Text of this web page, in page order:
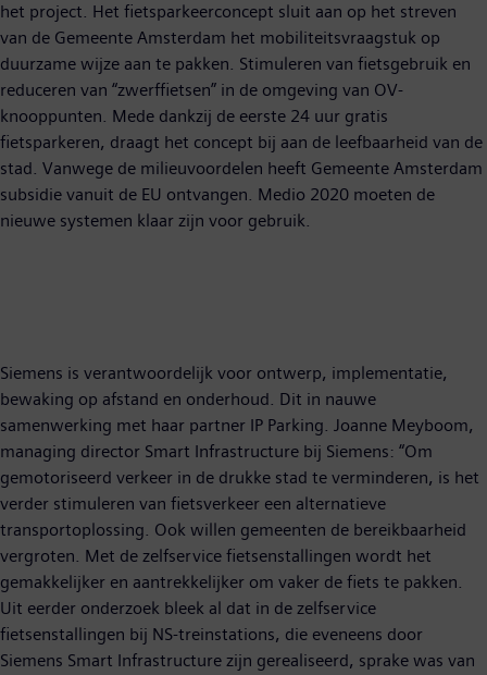
het project. Het fietsparkeerconcept sluit aan op het streven
van de Gemeente Amsterdam het mobiliteitsvraagstuk op
duurzame wijze aan te pakken. Stimuleren van fietsgebruik en
reduceren van “zwerffietsen” in de omgeving van OV-
knooppunten. Mede dankzij de eerste 24 uur gratis
fietsparkeren, draagt het concept bij aan de leefbaarheid van de
stad. Vanwege de milieuvoordelen heeft Gemeente Amsterdam
subsidie vanuit de EU ontvangen. Medio 2020 moeten de
nieuwe systemen klaar zijn voor gebruik.
Siemens is verantwoordelijk voor ontwerp, implementatie,
bewaking op afstand en onderhoud. Dit in nauwe
samenwerking met haar partner IP Parking. Joanne Meyboom,
managing director Smart Infrastructure bij Siemens: “Om
gemotoriseerd verkeer in de drukke stad te verminderen, is het
verder stimuleren van fietsverkeer een alternatieve
transportoplossing. Ook willen gemeenten de bereikbaarheid
vergroten. Met de zelfservice fietsenstallingen wordt het
gemakkelijker en aantrekkelijker om vaker de fiets te pakken.
Uit eerder onderzoek bleek al dat in de zelfservice
fietsenstallingen bij NS-treinstations, die eveneens door
Siemens Smart Infrastructure zijn gerealiseerd, sprake was van